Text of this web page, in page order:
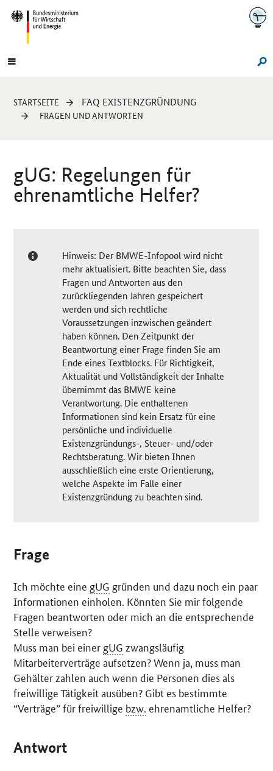
Navigation
Hauptmenü
Sie
sind
STARTSEITE FAQ EXISTENZGRÜNDUNG
FRAGEN UND ANTWORTEN
gUG: Regelungen für
ehrenamtliche Helfer?
Hinweis: Der BMWE-Infopool wird nicht
mehr aktualisiert. Bitte beachten Sie, dass
Fragen und Antworten aus den
zurückliegenden Jahren gespeichert
werden und sich rechtliche
Voraussetzungen inzwischen geändert
haben können. Den Zeitpunkt der
Beantwortung einer Frage finden Sie am
Ende eines Textblocks. Für Richtigkeit,
Aktualität und Vollständigkeit der Inhalte
übernimmt das BMWE keine
Verantwortung. Die enthaltenen
Informationen sind kein Ersatz für eine
persönliche und individuelle
Existenzgründungs-, Steuer- und/oder
Rechtsberatung. Wir bieten Ihnen
ausschließlich eine erste Orientierung,
welche Aspekte im Falle einer
Existenzgründung zu beachten sind.
Frage
Ich möchte eine gUG gründen und dazu noch ein paar
Informationen einholen. Könnten Sie mir folgende
Fragen beantworten oder mich an die entsprechende
Stelle verweisen?
Muss man bei einer gUG zwangsläufig
Mitarbeiterverträge aufsetzen? Wenn ja, muss man
Gehälter zahlen auch wenn die Personen dies als
freiwillige Tätigkeit ausüben? Gibt es bestimmte
“Verträge” für freiwillige bzw. ehrenamtliche Helfer?
Antwort